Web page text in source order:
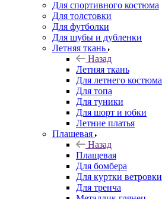
Для спортивного костюма
Для толстовки
Для футболки
Для шубы и дубленки
Летняя ткань
Назад
Летняя ткань
Для летнего костюма
Для топа
Для туники
Для шорт и юбки
Летние платья
Плащевая
Назад
Плащевая
Для бомбера
Для куртки ветровки
Для тренча